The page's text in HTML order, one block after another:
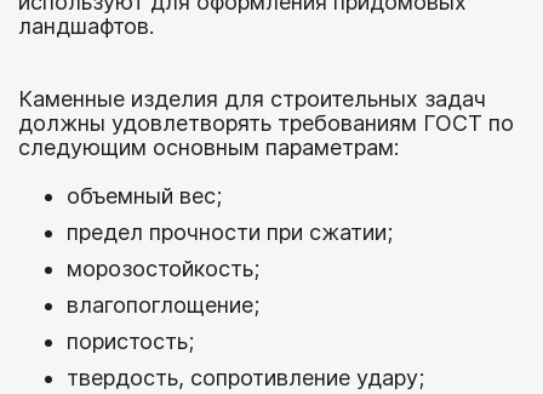
ландшафтов.
Каменные изделия для строительных задач
должны удовлетворять требованиям ГОСТ по
следующим основным параметрам:
объемный вес;
предел прочности при сжатии;
морозостойкость;
влагопоглощение;
пористость;
твердость, сопротивление удару;